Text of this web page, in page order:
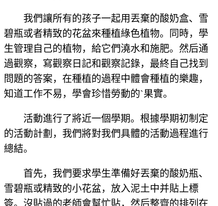
我們讓所有的孩子一起用丟棄的酸奶盒、雪
碧瓶或者精致的花盆來種植綠色植物。同時，學
生管理自己的植物，給它們澆水和施肥。然后通
過觀察，寫觀察日記和觀察記錄，最終自己找到
問題的答案，在種植的過程中體會種植的樂趣，
知道工作不易，學會珍惜勞動的`果實。
活動進行了將近一個學期。根據學期初制定
的活動計劃，我們將對我們具體的活動過程進行
總結。
首先，我們要求學生準備好丟棄的酸奶瓶、
雪碧瓶或精致的小花盆，放入泥土中并貼上標
簽。沒貼過的老師會幫忙貼，然后整齊的排列在